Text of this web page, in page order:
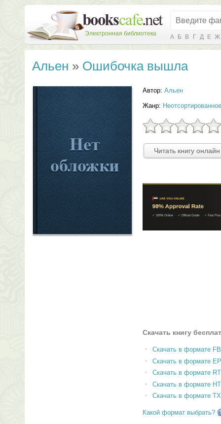
Электронная библиотека А Б В Г Д Е Ж
Альен » Ошибочка вышла
Автор: Альен
Жанр: Неотсортированное
Читать книгу
Скачать книгу
Скачать в формате
Скачать в формате
Скачать в формате
Скачать в формате
Скачать в формате
Какой формат выбрать?